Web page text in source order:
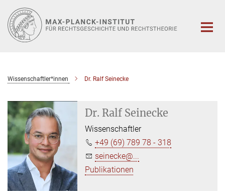
Hauptinhalt
Wissenschaftler*innen Dr. Ralf Seinecke
Dr. Ralf Seinecke
Wissenschaftler
+49 (69) 789 78 - 318
seinecke@...
Publikationen